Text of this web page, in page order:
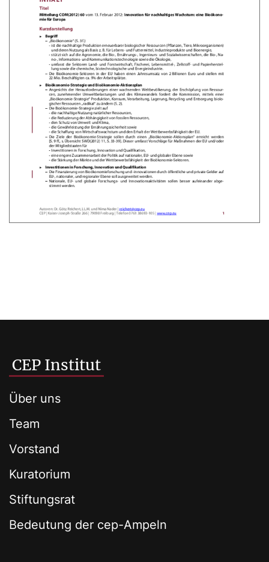
CEP Institut
Über uns
Team
Vorstand
Kuratorium
Stiftungsrat
Bedeutung der cep-Ampeln